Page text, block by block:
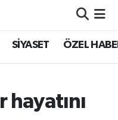
SİYASET ÖZEL
hayatını